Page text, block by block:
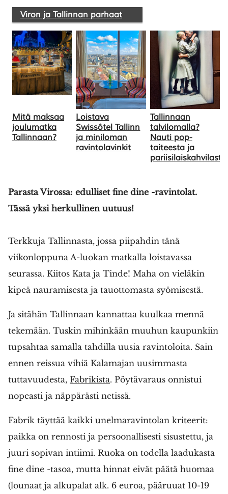
SULJE HAKU ✕
Viron ja Tallinnan parhaat
Mitä maksaa
joulumatka
Tallinnaan?
Loistava
Swissôtel Tallinn
ja miniloman
ravintolavinkit
Tallinnaan
talvilomalla?
Nauti pop-
taiteesta ja
pariisilaiskahvilasta
Parasta Virossa: edulliset fine dine -ravintolat.
Tässä yksi herkullinen uutuus!
Terkkuja Tallinnasta, jossa piipahdin tänä
viikonloppuna A-luokan matkalla loistavassa
seurassa. Kiitos Kata ja Tinde! Maha on vieläkin
kipeä nauramisesta ja tauottomasta syömisestä.
Ja sitähän Tallinnaan kannattaa kuulkaa mennä
tekemään. Tuskin mihinkään muuhun kaupunkiin
tupsahtaa samalla tahdilla uusia ravintoloita. Sain
ennen reissua vihiä Kalamajan uusimmasta
tuttavuudesta, Fabrikista. Pöytävaraus onnistui
nopeasti ja näppärästi netissä.
Fabrik täyttää kaikki unelmaravintolan kriteerit:
paikka on rennosti ja persoonallisesti sisustettu, ja
juuri sopivan intiimi. Ruoka on todella laadukasta
fine dine -tasoa, mutta hinnat eivät päätä huomaa
(lounaat ja alkupalat alk. 6 euroa, pääruuat 10-19